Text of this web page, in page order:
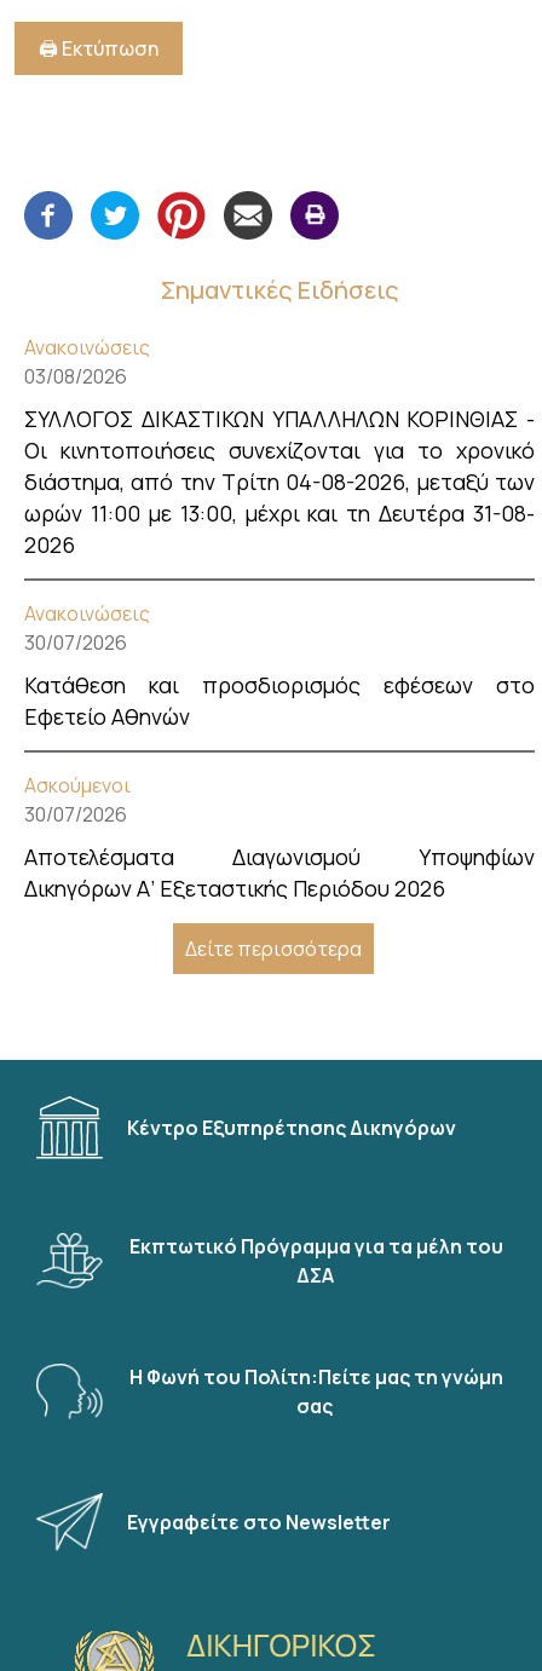
Σημαντικές Ειδήσεις
Ανακοινώσεις
03/08/2026
ΣΥΛΛΟΓΟΣ ΔΙΚΑΣΤΙΚΩΝ ΥΠΑΛΛΗΛΩΝ ΚΟΡΙΝΘΙΑΣ -
Οι κινητοποιήσεις συνεχίζονται για το χρονικό
διάστημα, από την Τρίτη 04-08-2026, μεταξύ των
ωρών 11:00 με 13:00, μέχρι και τη Δευτέρα 31-08-
2026
Ανακοινώσεις
30/07/2026
Κατάθεση και προσδιορισμός εφέσεων στο
Εφετείο Αθηνών
Ασκούμενοι
30/07/2026
Αποτελέσματα Διαγωνισμού Υποψηφίων
Δικηγόρων Α’ Εξεταστικής Περιόδου 2026
Δείτε περισσότερα
🖨️ Εκτύπωση
Κέντρο Εξυπηρέτησης Δικηγόρων
Εκπτωτικό Πρόγραμμα για τα μέλη του
ΔΣΑ
Η Φωνή του Πολίτη:Πείτε μας τη γνώμη
σας
Εγγραφείτε στο Newsletter